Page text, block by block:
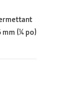
mm (¼ po)